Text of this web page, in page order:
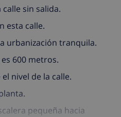
sin salida.
esta calle.
urbanización tranquila.
600 metros.
nivel de la calle.
pequeña hacia